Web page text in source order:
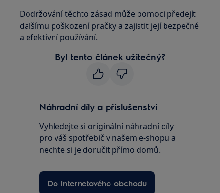
Dodržování těchto zásad může pomoci předejít
dalšímu poškození pračky a zajistit její bezpečné
a efektivní používání.
Byl tento článek užitečný?
Náhradní díly a příslušenství
Vyhledejte si originální náhradní díly
pro váš spotřebič v našem e-shopu a
nechte si je doručit přímo domů.
Do internetového obchodu